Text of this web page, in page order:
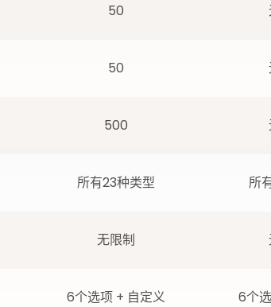
50
50
500
所有23种类型 所
无限制
6个选项 + 自定义 6个